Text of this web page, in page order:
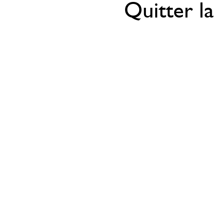
Quitter la